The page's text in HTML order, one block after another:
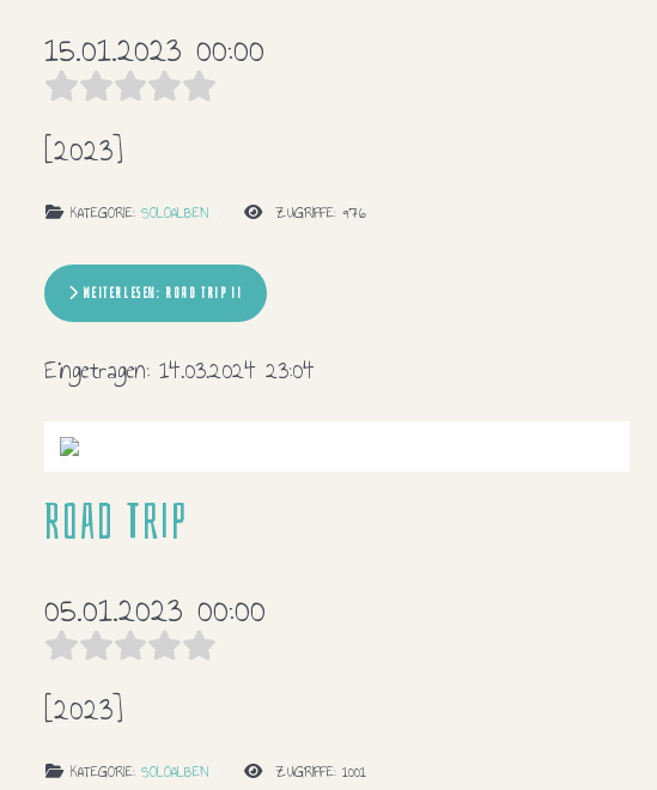
15.01.2023 00:00
[2023]
KATEGORIE: SOLOALBEN ZUGRIFFE: 976
WEITERLESEN: ROAD TRIP II
Eingetragen: 14.03.2024 23:04
Road Trip
05.01.2023 00:00
[2023]
KATEGORIE: SOLOALBEN ZUGRIFFE: 1001